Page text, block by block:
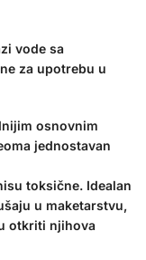
vode sa
za upotrebu u
osnovnim
jednostavan
toksične. Idealan
u maketarstvu,
otkriti njihova